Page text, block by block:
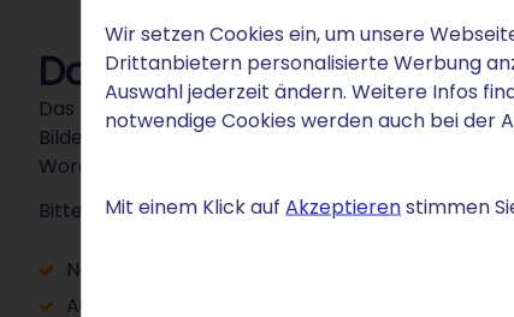
Wir setzen Cookies ein, um unsere
Drittanbietern personalisierte Werbung
Auswahl jederzeit ändern. Weitere Infos
notwendige Cookies werden auch bei der
Mit einem Klick aufAkzeptierenstimmen
Download
Das kostenlose E-Book hat einen Umfang von 22
Bildern und ausführlichen Erklärungen für eine
WordPress.
Bitte tätigen Sie folgende Angaben, um das E-
Name und E-Mail-Adresse eingeben
Auf „Zustimmen" klicken